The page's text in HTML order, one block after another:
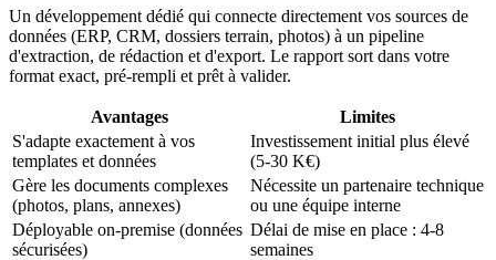
Un développement dédié qui connecte directement vos sources de
données (ERP, CRM, dossiers terrain, photos) à un pipeline
d'extraction, de rédaction et d'export. Le rapport sort dans votre
format exact, pré-rempli et prêt à valider.
Avantages
Limites
S'adapte exactement à vos
templates et données
Investissement initial plus élevé
(5-30 K€)
Gère les documents complexes
(photos, plans, annexes)
Nécessite un partenaire technique
ou une équipe interne
Déployable on-premise (données
sécurisées)
Délai de mise en place : 4-8
semaines